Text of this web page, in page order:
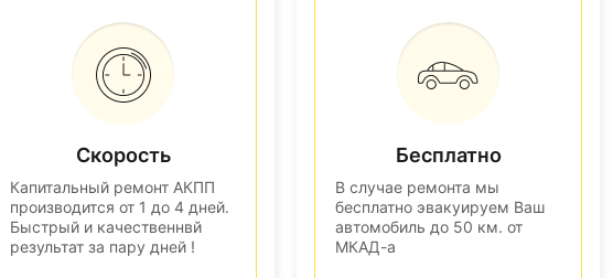
Скорость
Капитальный ремонт АКПП
производится от 1 до 4 дней.
Быстрый и качественнвй
результат за пару дней !
Бесплатно
В случае ремонта мы
бесплатно эвакуируем Ваш
автомобиль до 50 км. от
МКАД-а